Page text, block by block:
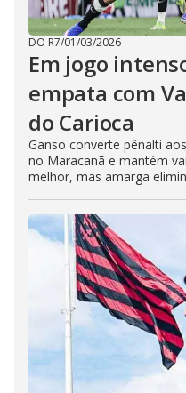
DO R7/01/03/2026
Em jogo
empata com
do Carioca
Ganso converte pênalti
no Maracanã e mantém
melhor, mas amarga